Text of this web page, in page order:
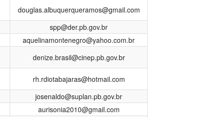
douglas.albuquerqueramos@gmail.com
spp@der.pb.gov.br
aquelinamontenegro@yahoo.com.br
denize.brasil@cinep.pb.gov.br
rh.rdiotabajaras@hotmail.com
josenaldo@suplan.pb.gov.br
aurisonia2010@gmail.com